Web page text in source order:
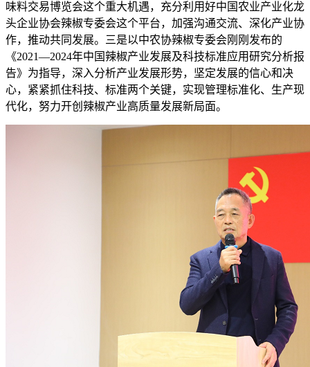
味料交易博览会这个重大机遇，充分利用好中国农业产业化龙
头企业协会辣椒专委会这个平台，加强沟通交流、深化产业协
作，推动共同发展。三是以中农协辣椒专委会刚刚发布的
《2021—2024年中国辣椒产业发展及科技标准应用研究分析报
告》为指导，深入分析产业发展形势，坚定发展的信心和决
心，紧紧抓住科技、标准两个关键，实现管理标准化、生产现
代化，努力开创辣椒产业高质量发展新局面。